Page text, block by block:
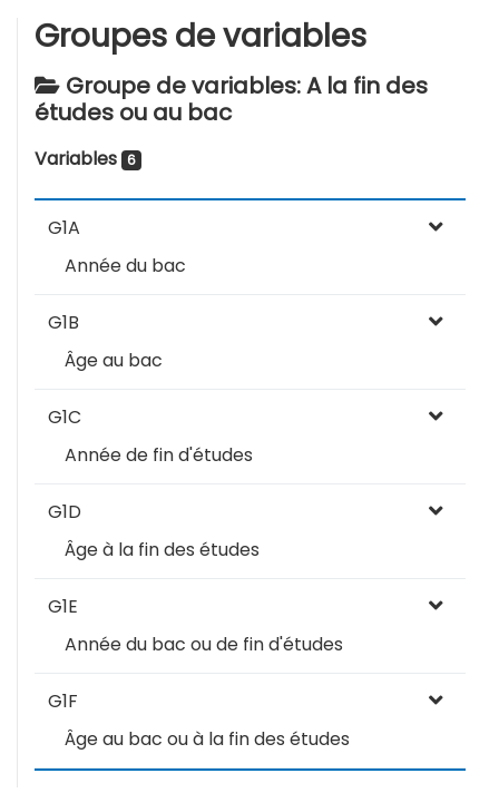
Groupes de variables
Groupe de variables: A la fin des
études ou au bac
Variables 6
G1A
Année du bac
G1B
Âge au bac
G1C
Année de fin d'études
G1D
Âge à la fin des études
G1E
Année du bac ou de fin d'études
G1F
Âge au bac ou à la fin des études